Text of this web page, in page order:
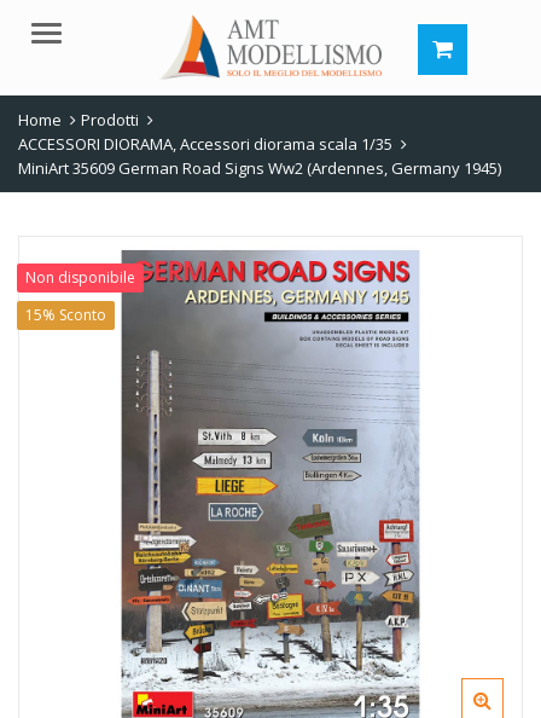
Menu
Home
Prodotti
ACCESSORI DIORAMA,Accessori diorama scala 1/35
MiniArt 35609 German Road Signs Ww2 (Ardennes, Germany 1945)
Non disponibile
15% Sconto